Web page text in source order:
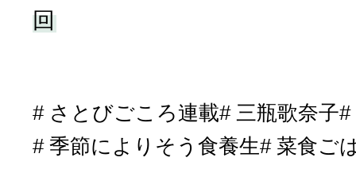
回
さとびごころ連載 三瓶歌奈子
季節によりそう食養生 菜食ご